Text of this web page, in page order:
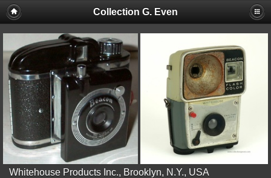
Collection G. Even
Whitehouse Products Inc., Brooklyn, N.Y., USA